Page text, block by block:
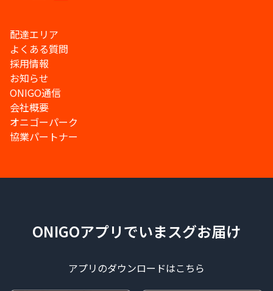
配達エリア
よくある質問
採用情報
お知らせ
ONIGO通信
会社概要
オニゴーパーク
協業パートナー
ONIGOアプリでいまスグお届け
アプリのダウンロードはこちら